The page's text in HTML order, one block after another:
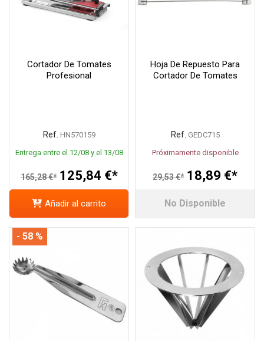
Cortador De Tomates
Profesional
Ref. HN570159
Entrega entre el 12/08 y el 13/08
165,28 €* 125,84 €*
Añadir al carrito
Hoja De Repuesto Para
Cortador De Tomates
Ref. GEDC715
Próximamente disponible
29,53 €* 18,89 €*
No Disponible
- 58 %